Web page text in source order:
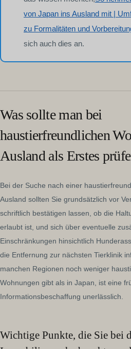
von Japan ins Ausland mit |
zu Formalitäten und
sich auch dies an.
Was sollte man bei
haustierfreundlichen
Ausland als Erstes
Bei der Suche nach einer
Ausland sollten Sie grundsätzlich vor
schriftlich bestätigen lassen, ob die
erlaubt ist, und sich über eventuelle
Einschränkungen hinsichtlich
die Entfernung zur nächsten Tierklinik
manchen Regionen noch weniger
Wohnungen gibt als in Japan, ist eine
Informationsbeschaffung unerlässlich.
Wichtige Punkte, die Sie bei